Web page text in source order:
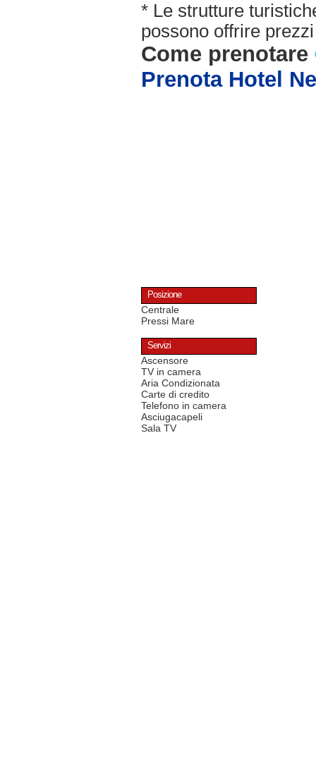
* Le strutture
possono offrire
Come prenotare
Prenota Hotel
Posizione
Centrale
Pressi Mare
Servizi
Ascensore
TV in camera
Aria Condizionata
Carte di credito
Telefono in camera
Asciugacapeli
Sala TV